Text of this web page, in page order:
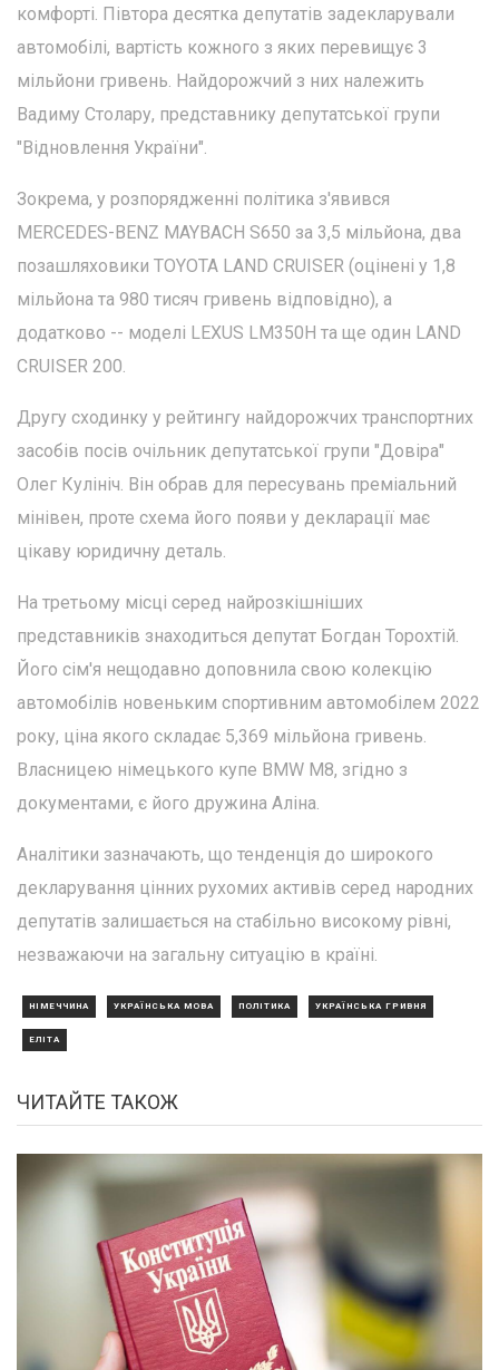
комфорті. Півтора десятка депутатів задекларували
автомобілі, вартість кожного з яких перевищує 3
мільйони гривень. Найдорожчий з них належить
Вадиму Столару, представнику депутатської групи
"Відновлення України".
Зокрема, у розпорядженні політика з'явився
MERCEDES-BENZ MAYBACH S650 за 3,5 мільйона, два
позашляховики TOYOTA LAND CRUISER (оцінені у 1,8
мільйона та 980 тисяч гривень відповідно), а
додатково -- моделі LEXUS LM350H та ще один LAND
CRUISER 200.
Другу сходинку у рейтингу найдорожчих транспортних
засобів посів очільник депутатської групи "Довіра"
Олег Кулініч. Він обрав для пересувань преміальний
мінівен, проте схема його появи у декларації має
цікаву юридичну деталь.
На третьому місці серед найрозкішніших
представників знаходиться депутат Богдан Торохтій.
Його сім'я нещодавно доповнила свою колекцію
автомобілів новеньким спортивним автомобілем 2022
року, ціна якого складає 5,369 мільйона гривень.
Власницею німецького купе BMW M8, згідно з
документами, є його дружина Аліна.
Аналітики зазначають, що тенденція до широкого
декларування цінних рухомих активів серед народних
депутатів залишається на стабільно високому рівні,
незважаючи на загальну ситуацію в країні.
НІМЕЧЧИНА УКРАЇНСЬКА МОВА ПОЛІТИКА УКРАЇНСЬКА ГРИВНЯ
ЕЛІТА
ЧИТАЙТЕ ТАКОЖ